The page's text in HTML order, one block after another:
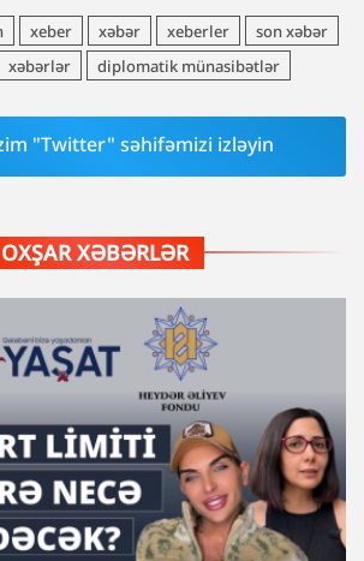
xeber xəbər xeberler
son xəbər
xəbərlər diplomatik münasibətlər
"Twitter" səhifəmizi izləyin
OXŞAR XƏBƏRLƏR